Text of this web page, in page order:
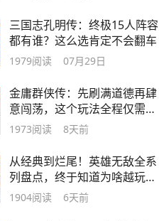
三国志孔明传：终极15人阵容
都有谁？这么选肯定不会翻车
1979阅读 07月29日
金庸群侠传：先刷满道德再肆
意闯荡，这个玩法全程仅需2
场战斗
1973阅读 8天前
从经典到烂尾！英雄无敌全系
列盘点，终于知道为啥越玩越
没味
1904阅读 6天前